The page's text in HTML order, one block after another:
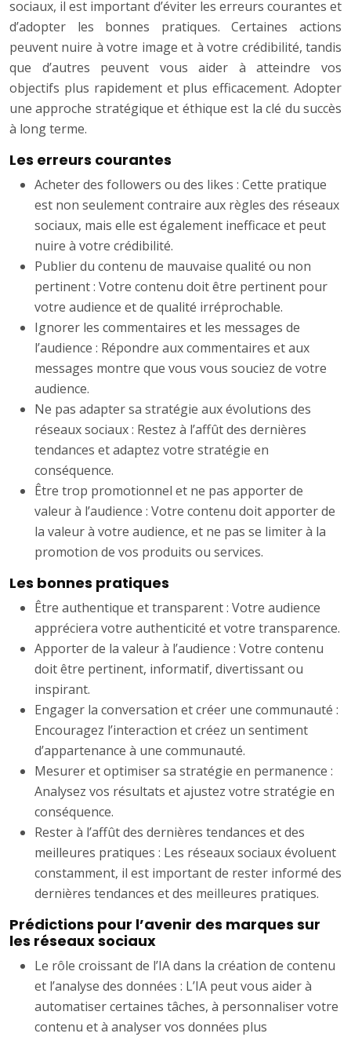
sociaux, il est important d’éviter les erreurs courantes et
d’adopter les bonnes pratiques. Certaines actions
peuvent nuire à votre image et à votre crédibilité, tandis
que d’autres peuvent vous aider à atteindre vos
objectifs plus rapidement et plus efficacement. Adopter
une approche stratégique et éthique est la clé du succès
à long terme.
Les erreurs courantes
Acheter des followers ou des likes : Cette pratique
est non seulement contraire aux règles des réseaux
sociaux, mais elle est également inefficace et peut
nuire à votre crédibilité.
Publier du contenu de mauvaise qualité ou non
pertinent : Votre contenu doit être pertinent pour
votre audience et de qualité irréprochable.
Ignorer les commentaires et les messages de
l’audience : Répondre aux commentaires et aux
messages montre que vous vous souciez de votre
audience.
Ne pas adapter sa stratégie aux évolutions des
réseaux sociaux : Restez à l’affût des dernières
tendances et adaptez votre stratégie en
conséquence.
Être trop promotionnel et ne pas apporter de
valeur à l’audience : Votre contenu doit apporter de
la valeur à votre audience, et ne pas se limiter à la
promotion de vos produits ou services.
Les bonnes pratiques
Être authentique et transparent : Votre audience
appréciera votre authenticité et votre transparence.
Apporter de la valeur à l’audience : Votre contenu
doit être pertinent, informatif, divertissant ou
inspirant.
Engager la conversation et créer une communauté :
Encouragez l’interaction et créez un sentiment
d’appartenance à une communauté.
Mesurer et optimiser sa stratégie en permanence :
Analysez vos résultats et ajustez votre stratégie en
conséquence.
Rester à l’affût des dernières tendances et des
meilleures pratiques : Les réseaux sociaux évoluent
constamment, il est important de rester informé des
dernières tendances et des meilleures pratiques.
Prédictions pour l’avenir des marques sur
les réseaux sociaux
Le rôle croissant de l’IA dans la création de contenu
et l’analyse des données : L’IA peut vous aider à
automatiser certaines tâches, à personnaliser votre
contenu et à analyser vos données plus